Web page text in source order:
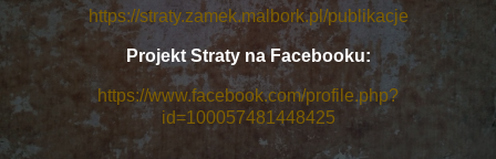
https://straty.zamek.malbork.pl/publikacje
Projekt Straty na Facebooku:
https://www.facebook.com/profile.php?
id=100057481448425